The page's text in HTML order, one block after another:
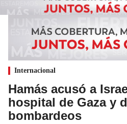
Internacional
Hamás acusó a
hospital de Gaza y
bombardeos